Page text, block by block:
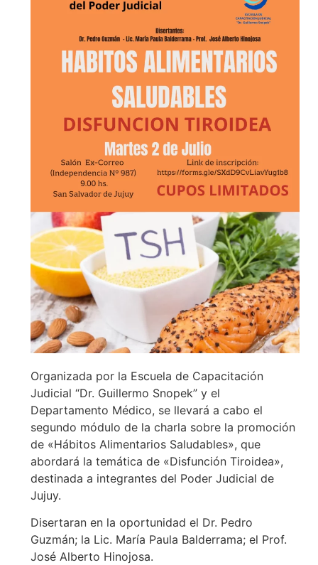
Organizada por la Escuela de Capacitación
Judicial “Dr. Guillermo Snopek” y el
Departamento Médico, se llevará a cabo el
segundo módulo de la charla sobre la promoción
de «Hábitos Alimentarios Saludables», que
abordará la temática de «Disfunción Tiroidea»,
destinada a integrantes del Poder Judicial de
Jujuy.
Disertaran en la oportunidad el Dr. Pedro
Guzmán; la Lic. María Paula Balderrama; el Prof.
José Alberto Hinojosa.